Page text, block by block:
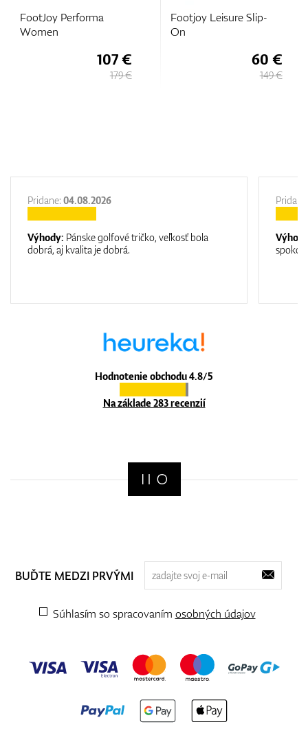
Footjoy Leisure Slip-
FootJoy
Hodnotenie obchodu 4.8/5
Na základe 283 recenzií
Pridane: 04.08.2026
Výhody: Pánske golfové tričko, veľkosť bola
dobrá, aj kvalita je dobrá.
BUĎTE MEDZI PRVÝMI
Súhlasím so spracovaním osobných údajov